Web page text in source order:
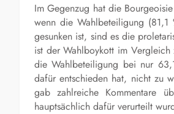
Im Gegenzug hat die
wenn die Wahlbeteiligung
gesunken ist, sind es die
ist der Wahlboykott im Vergleich
die Wahlbeteiligung bei nur
dafür entschieden hat, nicht zu
gab zahlreiche Kommentare
hauptsächlich dafür verurteilt